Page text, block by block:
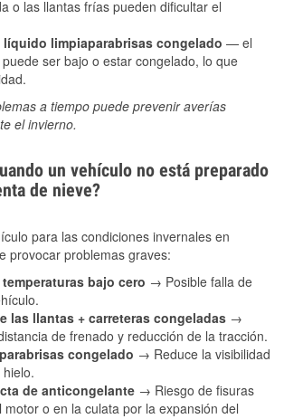
o las llantas frías pueden dificultar el
líquido limpiaparabrisas congelado — el
ser bajo o estar congelado, lo que
a tiempo puede prevenir averías
el invierno.
un vehículo no está preparado
de nieve?
para las condiciones invernales en
provocar problemas graves:
bajo cero → Posible falla de
las llantas + carreteras congeladas →
de frenado y reducción de la tracción.
congelado → Reduce la visibilidad
de anticongelante → Riesgo de fisuras
motor o en la culata por la expansión del